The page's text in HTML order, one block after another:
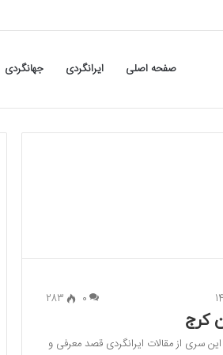
صفحه اصلی ایرانگردی جهانگردی
0
283
کرج
سری از مقالات ایرانگردی قصد معرفی و